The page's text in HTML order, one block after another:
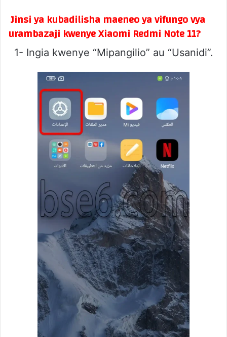
Jinsi ya kubadilisha maeneo ya vifungo vya
urambazaji kwenye Xiaomi Redmi Note 11?
1- Ingia kwenye “Mipangilio” au “Usanidi”.